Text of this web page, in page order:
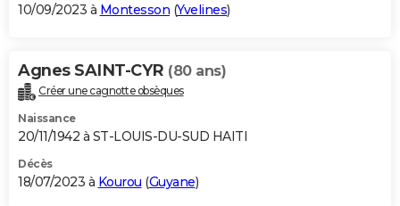
10/09/2023 à Montesson (Yvelines)
Agnes SAINT-CYR (80 ans)
Créer une cagnotte obsèques
Naissance
20/11/1942 à ST-LOUIS-DU-SUD HAITI
Décès
18/07/2023 à Kourou (Guyane)